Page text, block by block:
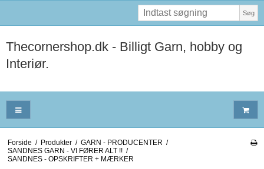
Søg
Thecornershop.dk - Billigt Garn, hobby og
Interiør.
Forside / Produkter / GARN - PRODUCENTER /
SANDNES GARN - VI FØRER ALT !! /
SANDNES - OPSKRIFTER + MÆRKER